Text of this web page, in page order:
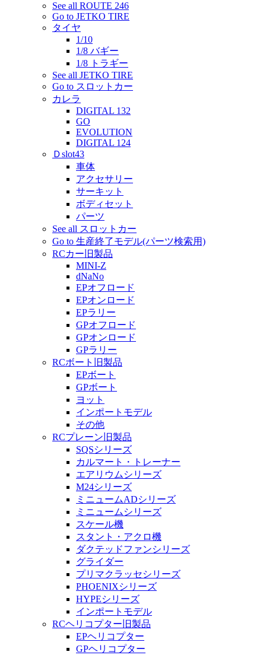
See all ROUTE 246
Go to JETKO TIRE
タイヤ
1/10
1/8 バギー
1/8 トラギー
See all JETKO TIRE
Go to スロットカー
カレラ
DIGITAL 132
GO
EVOLUTION
DIGITAL 124
Ｄslot43
車体
アクセサリー
サーキット
ボディセット
パーツ
See all スロットカー
Go to 生産終了モデル(パーツ検索用)
RCカー旧製品
MINI-Z
dNaNo
EPオフロード
EPオンロード
EPラリー
GPオフロード
GPオンロード
GPラリー
RCボート旧製品
EPボート
GPボート
ヨット
インポートモデル
その他
RCプレーン旧製品
SQSシリーズ
カルマート・トレーナー
エアリウムシリーズ
M24シリーズ
ミニュームADシリーズ
ミニュームシリーズ
スケール機
スタント・アクロ機
ダクテッドファンシリーズ
グライダー
プリマクラッセシリーズ
PHOENIXシリーズ
HYPEシリーズ
インポートモデル
RCヘリコプター旧製品
EPヘリコプター
GPヘリコプター